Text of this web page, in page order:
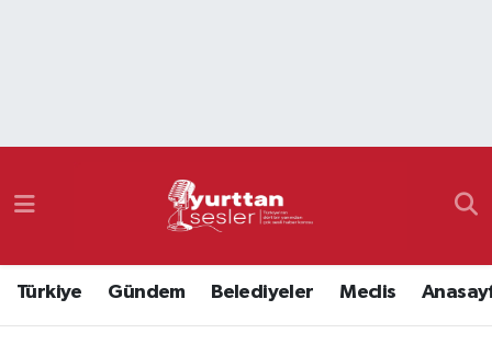
Türkiye Gündem Belediyeler Meclis
Namaz Vakitleri
Süper Lig Puan Durumu ve Fikstür